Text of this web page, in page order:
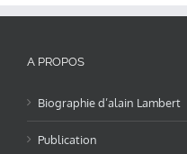
A PROPOS
Biographie d’alain Lambert
Publication